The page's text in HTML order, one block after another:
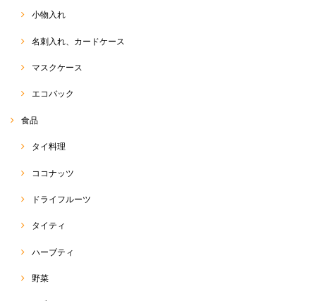
小物入れ
名刺入れ、カードケース
マスクケース
エコバック
食品
タイ料理
ココナッツ
ドライフルーツ
タイティ
ハーブティ
野菜